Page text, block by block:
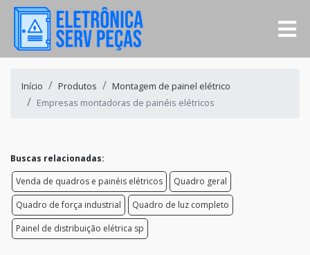
Início Produtos
Montagem de painel elétrico
Empresas montadoras de painéis elétricos
Buscas relacionadas:
Venda de quadros e painéis elétricos
Quadro geral
Quadro de força industrial
Quadro de luz completo
Painel de distribuição elétrica sp